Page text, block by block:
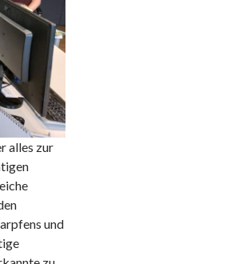
alles zur
und